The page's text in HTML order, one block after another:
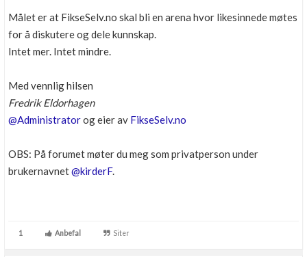
Målet er at FikseSelv.no skal bli en arena hvor likesinnede møtes
for å diskutere og dele kunnskap.
Intet mer. Intet mindre.
Med vennlig hilsen
Fredrik Eldorhagen
@Administratorog eier av FikseSelv.no
OBS: På forumet møter du meg som privatperson under
brukernavnet@kirderF.
1 Anbefal Siter